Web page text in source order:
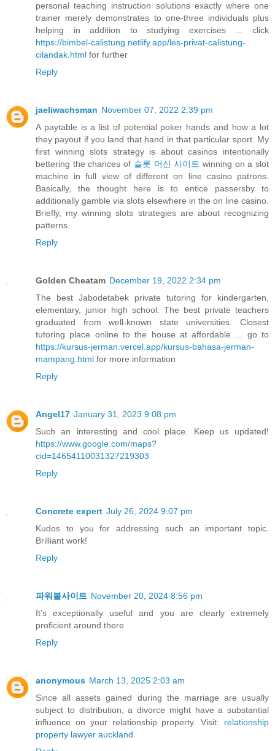
personal teaching instruction solutions exactly where one
trainer merely demonstrates to one-three individuals plus
helping in addition to studying exercises ... click
https://bimbel-calistung.netlify.app/les-privat-calistung-
cilandak.html for further
Reply
jaeliwachsman November 07, 2022 2:39 pm
A paytable is a list of potential poker hands and how a lot
they payout if you land that hand in that particular sport. My
first winning slots strategy is about casinos intentionally
bettering the chances of 슬롯 머신 사이트 winning on a slot
machine in full view of different on line casino patrons.
Basically, the thought here is to entice passersby to
additionally gamble via slots elsewhere in the on line casino.
Briefly, my winning slots strategies are about recognizing
patterns.
Reply
Golden Cheatam December 19, 2022 2:34 pm
The best Jabodetabek private tutoring for kindergarten,
elementary, junior high school. The best private teachers
graduated from well-known state universities. Closest
tutoring place online to the house at affordable ... go to
https://kursus-jerman.vercel.app/kursus-bahasa-jerman-
mampang.html for more information
Reply
Angel17 January 31, 2023 9:08 pm
Such an interesting and cool place. Keep us updated!
https://www.google.com/maps?
cid=14654110031327219303
Reply
Concrete expert July 26, 2024 9:07 pm
Kudos to you for addressing such an important topic.
Brilliant work!
Reply
파워볼사이트 November 20, 2024 8:56 pm
It’s exceptionally useful and you are clearly extremely
proficient around there
Reply
anonymous March 13, 2025 2:03 am
Since all assets gained during the marriage are usually
subject to distribution, a divorce might have a substantial
influence on your relationship property. Visit: relationship
property lawyer auckland